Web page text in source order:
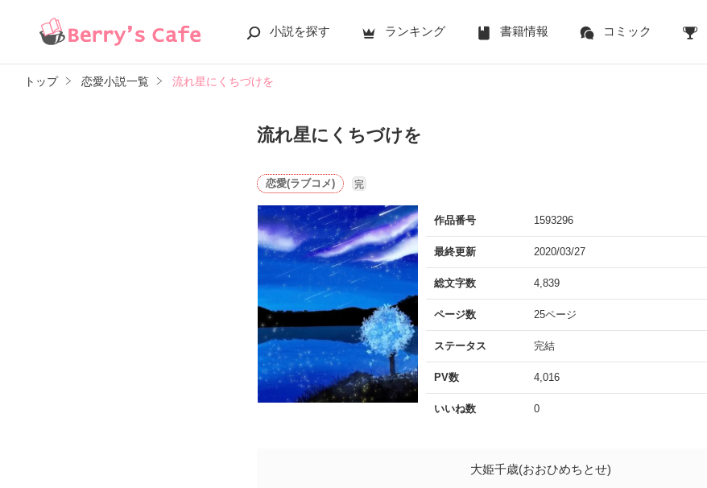
小説を探す ランキング 書籍情報 コミック
トップ 恋愛小説一覧 流れ星にくちづけを
流れ星にくちづけを
恋愛(ラブコメ) 完
作品番号 1593296
最終更新 2020/03/27
総文字数 4,839
ページ数 25ページ
ステータス 完結
PV数 4,016
いいね数 0
大姫千歳(おおひめちとせ)